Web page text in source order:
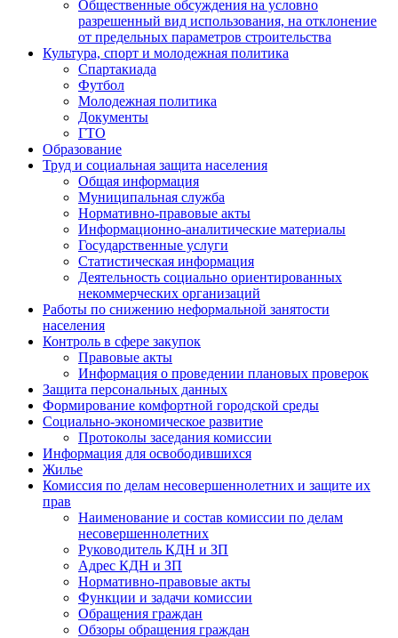
Общественные обсуждения на условно
разрешенный вид использования, на отклонение
от предельных параметров строительства
Культура, спорт и молодежная политика
Спартакиада
Футбол
Молодежная политика
Документы
ГТО
Образование
Труд и социальная защита населения
Общая информация
Муниципальная служба
Нормативно-правовые акты
Информационно-аналитические материалы
Государственные услуги
Статистическая информация
Деятельность социально ориентированных
некоммерческих организаций
Работы по снижению неформальной занятости
населения
Контроль в сфере закупок
Правовые акты
Информация о проведении плановых проверок
Защита персональных данных
Формирование комфортной городской среды
Социально-экономическое развитие
Протоколы заседания комиссии
Информация для освободившихся
Жилье
Комиссия по делам несовершеннолетних и защите их
прав
Наименование и состав комиссии по делам
несовершеннолетних
Руководитель КДН и ЗП
Адрес КДН и ЗП
Нормативно-правовые акты
Функции и задачи комиссии
Обращения граждан
Обзоры обращения граждан